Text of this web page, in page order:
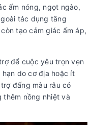
ấm nóng, ngọt ngào,
tác dụng tăng
tạo cảm giác ấm áp,
để cuộc yêu trọn vẹn
do cơ địa hoặc ít
đấng màu râu có
thêm nồng nhiệt và